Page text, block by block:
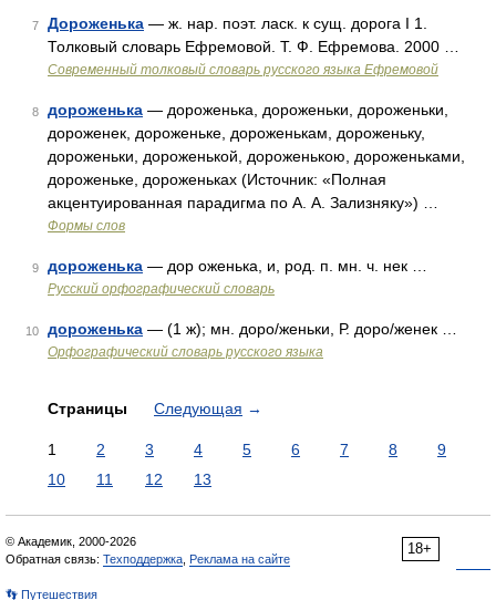
7 Дороженька — ж. нар. поэт. ласк. к сущ. дорога I 1.
Толковый словарь Ефремовой. Т. Ф. Ефремова. 2000 …
Современный толковый словарь русского языка Ефремовой
8 дороженька — дороженька, дороженьки, дороженьки,
дороженек, дороженьке, дороженькам, дороженьку,
дороженьки, дороженькой, дороженькою, дороженьками,
дороженьке, дороженьках (Источник: «Полная
акцентуированная парадигма по А. А. Зализняку») …
Формы слов
9 дороженька — дор оженька, и, род. п. мн. ч. нек …
Русский орфографический словарь
10 дороженька — (1 ж); мн. доро/женьки, Р. доро/женек …
Орфографический словарь русского языка
Страницы Следующая →
1 2 3 4 5 6 7 8
9
10
11 12 13
18+
© Академик, 2000-2026
Обратная связь: Техподдержка Реклама на сайте
👣 Путешествия